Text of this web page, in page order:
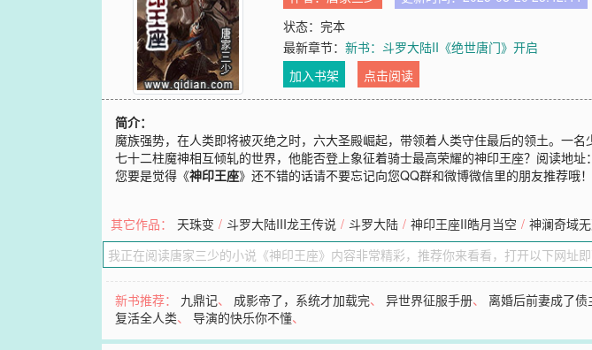
状态：完本
最新章节：新书：斗罗大陆II《绝世唐门》开启
加入书架
点击阅读
简介：
魔族强势，在人类即将被灭绝之时，六大圣殿崛起，带领着人类守住最后的领土。一
七十二柱魔神相互倾轧的世界，他能否登上象征着骑士最高荣耀的神印王座？阅读地
您要是觉得《神印王座》还不错的话请不要忘记向您QQ群和微博微信里的朋友推荐哦！
其它作品： 天珠变 / 斗罗大陆III龙王传说 / 斗罗大陆 / 神印王座II皓月当空 / 神澜奇域
新书推荐： 九鼎记、 成影帝了，系统才加载完、异世界征服手册、 离婚后前妻成了债
复活全人类、导演的快乐你不懂、